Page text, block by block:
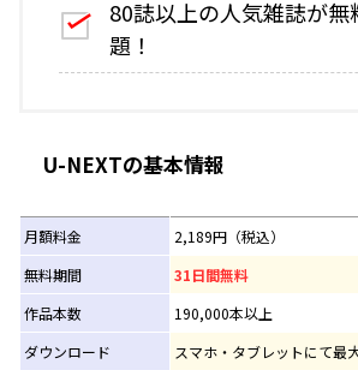
80誌以上の人気雑誌が無
題！
U-NEXTの基本情報
月額料金
2,189円（税込）
無料期間
31日間無料
作品本数
190,000本以上
ダウンロード
スマホ・タブレットにて最